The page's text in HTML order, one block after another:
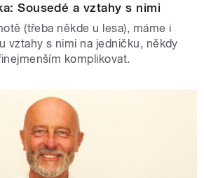
Sousedé a vztahy s nimi
(třeba někde u lesa), máme i
vztahy s nimi na jedničku, někdy
komplikovat.